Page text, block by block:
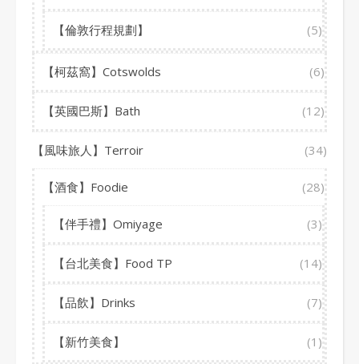
【倫敦行程規劃】 (5)
【柯茲窩】Cotswolds (6)
【英國巴斯】Bath (12)
【風味旅人】Terroir (34)
【酒食】Foodie (28)
【伴手禮】Omiyage (3)
【台北美食】Food TP (14)
【品飲】Drinks (7)
【新竹美食】 (1)